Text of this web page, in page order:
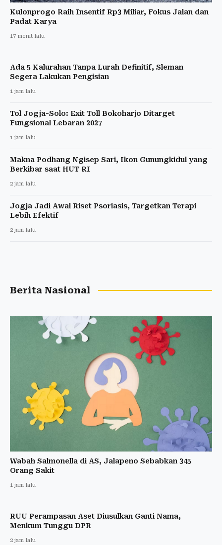
Kulonprogo Raih Insentif Rp3 Miliar, Fokus Jalan dan
Padat Karya
17 menit lalu
Ada 5 Kalurahan Tanpa Lurah Definitif, Sleman
Segera Lakukan Pengisian
1 jam lalu
Tol Jogja-Solo: Exit Toll Bokoharjo Ditarget
Fungsional Lebaran 2027
1 jam lalu
Makna Podhang Ngisep Sari, Ikon Gunungkidul yang
Berkibar saat HUT RI
2 jam lalu
Jogja Jadi Awal Riset Psoriasis, Targetkan Terapi
Lebih Efektif
2 jam lalu
Berita Nasional
Wabah Salmonella di AS, Jalapeno Sebabkan 345
Orang Sakit
1 jam lalu
RUU Perampasan Aset Diusulkan Ganti Nama,
Menkum Tunggu DPR
2 jam lalu